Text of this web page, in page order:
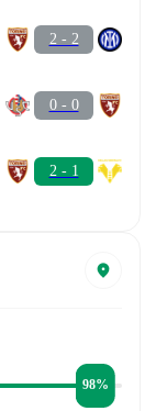
2 - 2
0 - 0
2 - 1
98%